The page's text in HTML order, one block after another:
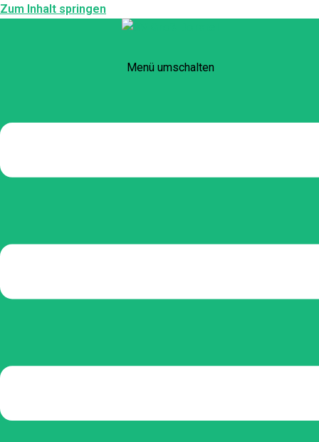
Zum Inhalt springen
Menü umschalten